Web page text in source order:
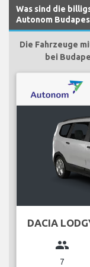
Was sind die
Autonom
Die Fahrzeuge
bei
DACIA
group
7